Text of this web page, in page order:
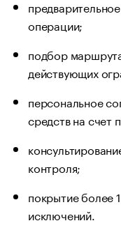
операции;
подбор
действующих
персональное
средств на счет
контроля;
покрытие более
исключений.